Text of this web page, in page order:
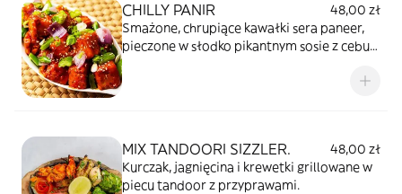
CHILLY PANIR
48,00 zł
Smażone, chrupiące kawałki sera paneer,
pieczone w słodko pikantnym sosie z cebulą
MIX TANDOORI SIZZLER.
48,00 zł
Kurczak, jagnięcina i krewetki grillowane w
piecu tandoor z przyprawami.